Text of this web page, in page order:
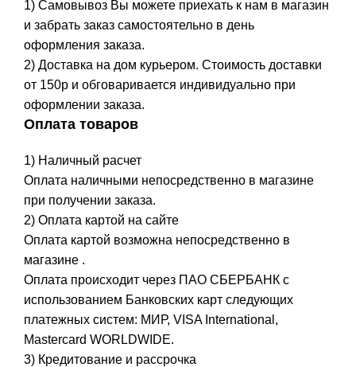
1) Самовывоз Вы можете приехать к нам в магазин
и забрать заказ самостоятельно в день
оформления заказа.
2) Доставка на дом курьером. Стоимость доставки
от 150р и обговаривается индивидуально при
оформлении заказа.
Оплата товаров
1) Наличный расчет
Оплата наличными непосредственно в магазине
при получении заказа.
2) Оплата картой на сайте
Оплата картой возможна непосредственно в
магазине .
Оплата происходит через ПАО СБЕРБАНК с
использованием Банковских карт следующих
платежных систем: МИР, VISA International,
Mastercard WORLDWIDE.
3) Кредитование и рассрочка